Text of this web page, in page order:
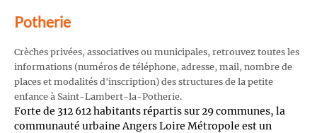
Potherie
Crèches privées, associatives ou municipales, retrouvez toutes les
informations (numéros de téléphone, adresse, mail, nombre de
places et modalités d'inscription) des structures de la petite
enfance à Saint-Lambert-la-Potherie.
Forte de 312 612 habitants répartis sur 29 communes, la
communauté urbaine Angers Loire Métropole est un